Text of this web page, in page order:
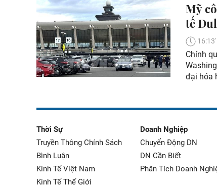
Mỹ
tế
Chính
đại hóa
Thời Sự
Truyền Thông Chính Sách
Bình Luận
Kinh Tế Việt Nam
Kinh Tế Thế Giới
Doanh Nghiệp
Chuyển Động DN
DN Cần Biết
Phân Tích Doanh